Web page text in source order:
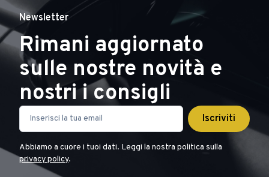
Newsletter
Rimani aggiornato
sulle nostre novità e
nostri i consigli
Iscriviti
Abbiamo a cuore i tuoi dati. Leggi la nostra politica sulla
privacy policy.